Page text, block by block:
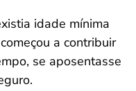
idade mínima
a contribuir
se aposentasse